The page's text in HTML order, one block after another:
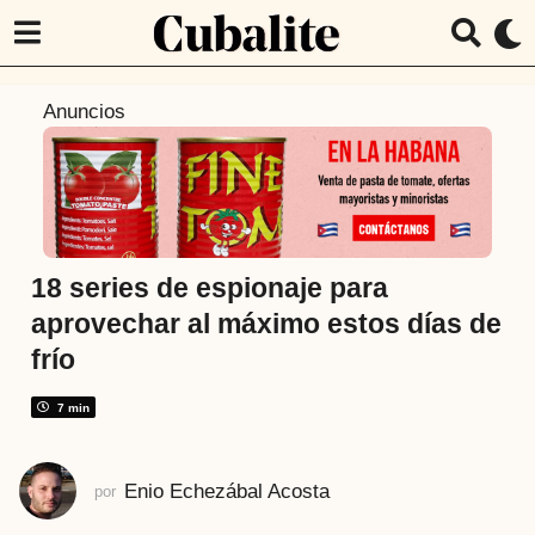
t
á
s
3
ñ
o
s
Anuncios
18 series de espionaje para
aprovechar al máximo estos días de
frío
7 min
por Enio Echezábal Acosta